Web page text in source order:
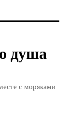
душа
с моряками